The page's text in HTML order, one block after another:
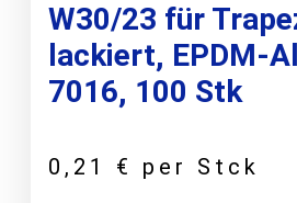
W30/23 für
lackiert, EPDM-
7016, 100 Stk
0,21 € per Stck